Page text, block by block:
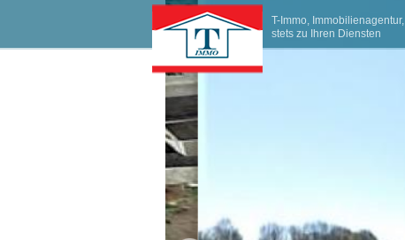
T-Immo, Immobilienagentur,
stets zu Ihren Diensten